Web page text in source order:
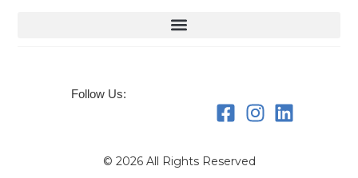
Follow Us:
© 2026 All Rights Reserved